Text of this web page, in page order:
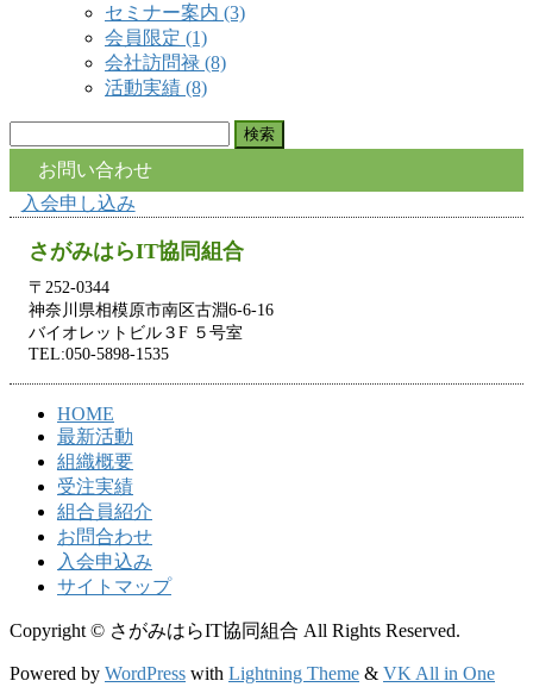
セミナー案内 (3)
会員限定 (1)
会社訪問禄 (8)
活動実績 (8)
索:
お問い合わせ
入会申し込み
さがみはらIT協同組合
〒252-0344
神奈川県相模原市南区古淵6-6-16
バイオレットビル３F ５号室
TEL:050-5898-1535
HOME
最新活動
組織概要
受注実績
組合員紹介
お問合わせ
入会申込み
サイトマップ
Copyright © さがみはらIT協同組合 All Rights Reserved.
Powered by WordPress with Lightning Theme & VK All in One